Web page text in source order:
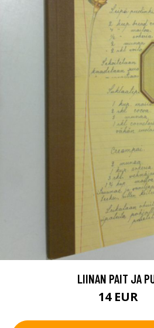
LIINAN PAIT JA
14 EUR